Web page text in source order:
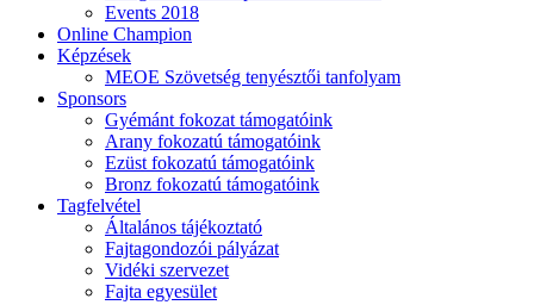
Events 2018
Online Champion
Képzések
MEOE Szövetség tenyésztői tanfolyam
Sponsors
Gyémánt fokozat támogatóink
Arany fokozatú támogatóink
Ezüst fokozatú támogatóink
Bronz fokozatú támogatóink
Tagfelvétel
Általános tájékoztató
Fajtagondozói pályázat
Vidéki szervezet
Fajta egyesület